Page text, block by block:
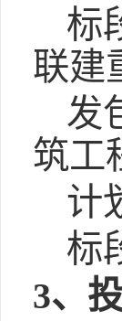
标
联建
发
筑工
计
标
3、